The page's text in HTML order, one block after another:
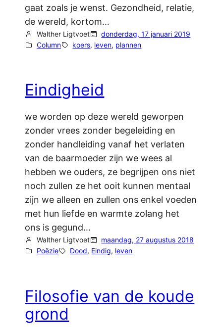
gaat zoals je wenst. Gezondheid, relatie,
de wereld, kortom…
Walther Ligtvoet
donderdag, 17 januari 2019
Column
koers, leven, plannen
Eindigheid
we worden op deze wereld geworpen
zonder vrees zonder begeleiding en
zonder handleiding vanaf het verlaten
van de baarmoeder zijn we wees al
hebben we ouders, ze begrijpen ons niet
noch zullen ze het ooit kunnen mentaal
zijn we alleen en zullen ons enkel voeden
met hun liefde en warmte zolang het
ons is gegund…
Walther Ligtvoet
maandag, 27 augustus 2018
Poëzie
Dood, Eindig, leven
Filosofie van de koude
grond